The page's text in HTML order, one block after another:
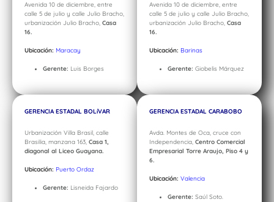
Avenida 10 de diciembre, entre
calle 5 de julio y calle Julio Bracho,
urbanización Julio Bracho, Casa
16.
Ubicación: Maracay
Gerente: Luis Borges
Avenida 10 de diciembre, entre
calle 5 de julio y calle Julio Bracho,
urbanización Julio Bracho, Casa
16.
Ubicación: Barinas
Gerente: Giobelis Márquez
GERENCIA ESTADAL BOLíVAR
Urbanización Villa Brasil, calle
Brasilia, manzana 163, Casa 1,
diagonal al Liceo Guayana.
Ubicación: Puerto Ordaz
Gerente: Lisneida Fajardo
GERENCIA ESTADAL CARABOBO
Avda. Montes de Oca, cruce con
Independencia, Centro Comercial
Empresarial Torre Araujo, Piso 4 y
6.
Ubicación: Valencia
Gerente: Saúl Soto.